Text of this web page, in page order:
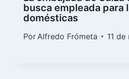
busca empleada para
domésticas
Por Alfredo Frómeta 11